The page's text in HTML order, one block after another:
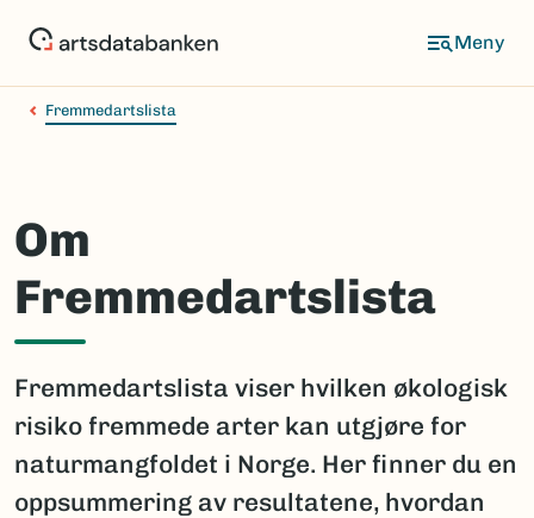
Fremmedartslista
Om
Fremmedartslista
Fremmedartslista viser hvilken økologisk
risiko fremmede arter kan utgjøre for
naturmangfoldet i Norge. Her finner du en
oppsummering av resultatene, hvordan